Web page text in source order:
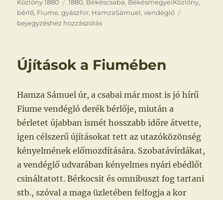
Közlöny 1880
Címke
1880, Békéscsaba, BékésmegyeiKözlöny,
bérlő, Fiume,gyászhír, HamzaSámuel,vendéglő
bejegyzéshez hozzászólás
Újítások a Fiumében
Hamza Sámuel úr, a csabai már most is jó hírű
Fiume vendégló derék bérlője, miután a
bérletet újabban ismét hosszabb időre átvette,
igen célszerű újításokat tett az utazóközönség
kényelmének előmozdítására. Szobatávírdákat,
a vendéglő udvarában kényelmes nyári ebédlőt
csináltatott. Bérkocsit és omnibuszt fog tartani
stb., szóval a maga üzletében felfogja a kor